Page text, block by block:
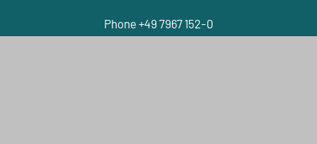
Phone +49 7967 152-0